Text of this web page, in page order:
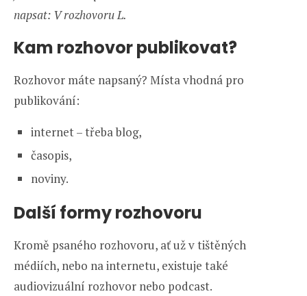
napsat: V rozhovoru L.
Kam rozhovor publikovat?
Rozhovor máte napsaný? Místa vhodná pro
publikování:
internet – třeba blog,
časopis,
noviny.
Další formy rozhovoru
Kromě psaného rozhovoru, ať už v tištěných
médiích, nebo na internetu, existuje také
audiovizuální rozhovor nebo podcast.